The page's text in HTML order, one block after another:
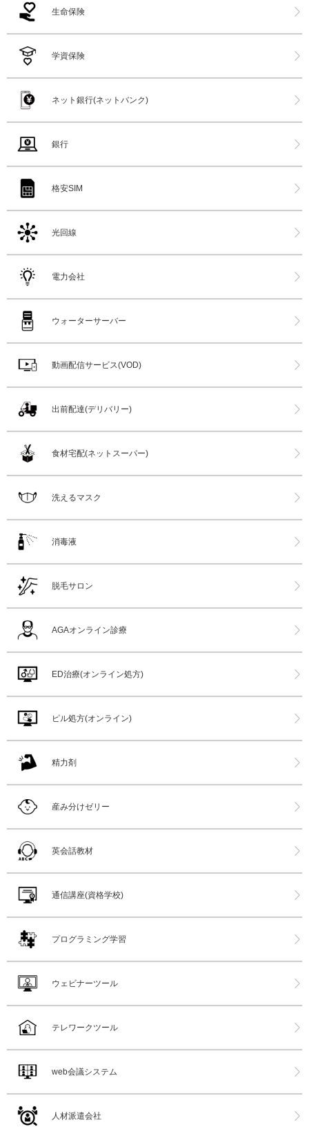
生命保険
学資保険
ネット銀行(ネットバンク)
銀行
格安SIM
光回線
電力会社
ウォーターサーバー
動画配信サービス(VOD)
出前配達(デリバリー)
食材宅配(ネットスーパー)
洗えるマスク
消毒液
脱毛サロン
AGAオンライン診療
ED治療(オンライン処方)
ピル処方(オンライン)
精力剤
産み分けゼリー
英会話教材
通信講座(資格学校)
プログラミング学習
ウェビナーツール
テレワークツール
web会議システム
人材派遣会社